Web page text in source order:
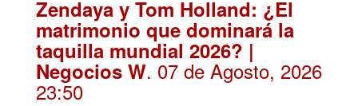
Zendaya y Tom Holland: ¿El
matrimonio que dominará la
taquilla mundial 2026? |
Negocios W. 07 de Agosto, 2026
23:50